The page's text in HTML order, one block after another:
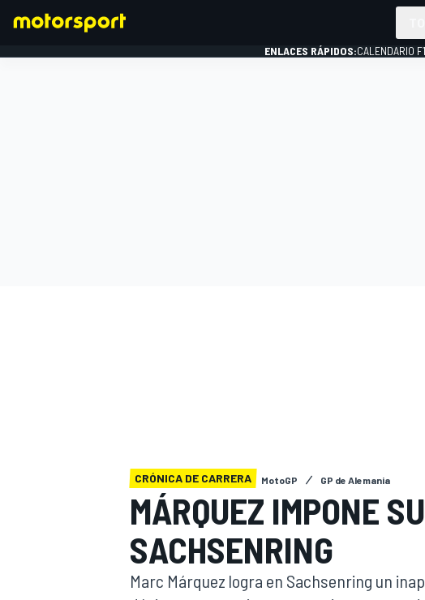
ENLACES RÁPIDOS:CALENDARIO
CRÓNICA DE CARRERA MotoGP GP de Alemania
MÁRQUEZ IMPONE
SACHSENRING
Marc Márquez logra en Sachsenring un